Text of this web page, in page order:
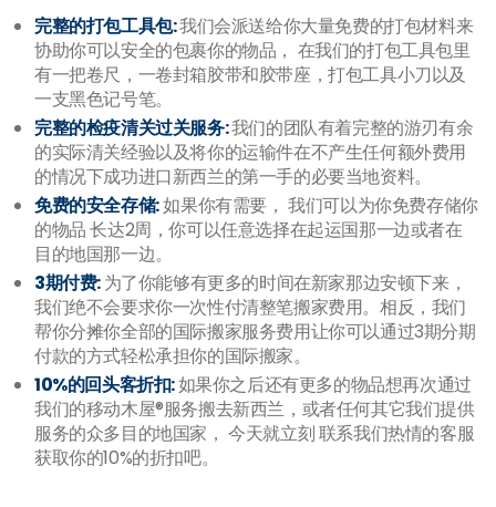
完整的打包工具包:我们会派送给你大量免费的打包材料来
协助你可以安全的包裹你的物品， 在我们的打包工具包里
有一把卷尺，一卷封箱胶带和胶带座，打包工具小刀以及
一支黑色记号笔。
完整的检疫清关过关服务:我们的团队有着完整的游刃有余
的实际清关经验以及将你的运输件在不产生任何额外费用
的情况下成功进口新西兰的第一手的必要当地资料。
免费的安全存储:如果你有需要， 我们可以为你免费存储你
的物品 长达2周，你可以任意选择在起运国那一边或者在
目的地国那一边。
3期付费:为了你能够有更多的时间在新家那边安顿下来，
我们绝不会要求你一次性付清整笔搬家费用。相反，我们
帮你分摊你全部的国际搬家服务费用让你可以通过3期分期
付款的方式轻松承担你的国际搬家。
10%的回头客折扣:如果你之后还有更多的物品想再次通过
我们的移动木屋®服务搬去新西兰，或者任何其它我们提供
服务的众多目的地国家， 今天就立刻 联系我们热情的客服
获取你的10%的折扣吧。